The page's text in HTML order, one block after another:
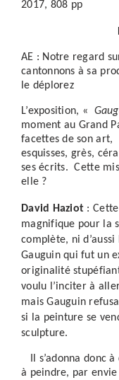
2017, 808 pp
AE : Notre regard
cantonnons à sa
le déplorez
L’exposition, «
moment au Grand
facettes de son art,
esquisses, grès,
ses écrits. Cette
elle ?
David Haziot :
magnifique pour la
complète, ni
Gauguin qui fut un
originalité
voulu l’inciter à
mais Gauguin
si la peinture se
sculpture.
Il s’adonna donc
à peindre, par envie